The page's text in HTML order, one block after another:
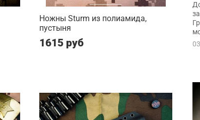
Ножны Sturm из полиамида,
пустыня
1615 руб